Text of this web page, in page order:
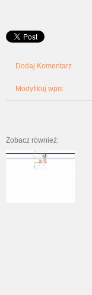
Dodaj Komentarz
Modyfikuj wpis
Zobacz również: